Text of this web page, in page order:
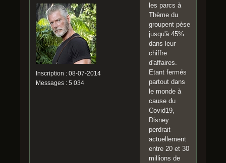
Inscription : 08-07-2014
Messages : 5 034
les parcs à
Thème du
groupent pèse
jusqu'à 45%
dans leur
chiffre
d'affaires.
Etant fermés
partout dans
le monde à
cause du
Covid19,
Disney
perdrait
actuellement
entre 20 et 30
millions de